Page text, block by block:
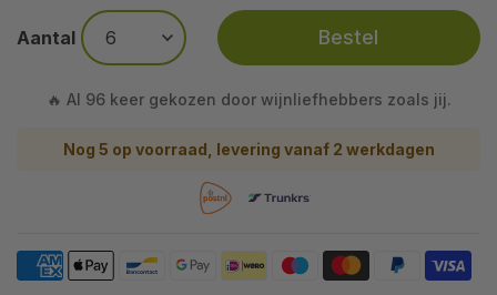
Aantal Bestel
🔥 Al 96 keer gekozen door wijnliefhebbers zoals jij.
Nog 5 op voorraad, levering vanaf 2 werkdagen